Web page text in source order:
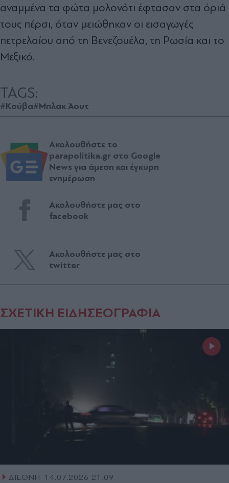
αναμμένα τα φώτα μολονότι έφτασαν στα όριά
τους πέρσι, όταν μειώθηκαν οι εισαγωγές
πετρελαίου από τη Βενεζουέλα, τη Ρωσία και το
Μεξικό.
TAGS:
#Κούβα#Μπλακ Άουτ
Ακολουθήστε το
parapolitika.gr στο Google
News για άμεση και έγκυρη
ενημέρωση
Ακολουθήστε μας στο
facebook
Ακολουθήστε μας στο
twitter
ΣΧΕΤΙΚΗ ΕΙΔΗΣΕΟΓΡΑΦΙΑ
ΔΙΕΘΝΗ 14.07.2026 21:09